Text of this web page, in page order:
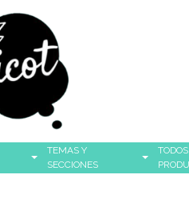
TEMAS Y
SECCIONES